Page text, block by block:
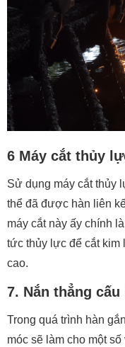
6 Máy cắt thủy
Sử dụng máy cắt thủy
thể đã được hàn liên
máy cắt này ấy chính
tức thủy lực để cắt kim
cao.
7. Nắn thẳng cấu
Trong quá trình hàn
móc sẽ làm cho một